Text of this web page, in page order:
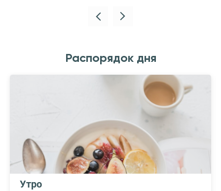
Распорядок дня
Утро